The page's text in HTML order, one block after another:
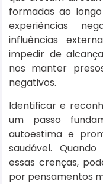
formadas ao
experiências
influências
impedir de
nos manter
negativos.
Identificar e
um passo
autoestima e
saudável.
essas crenças,
por pensamentos